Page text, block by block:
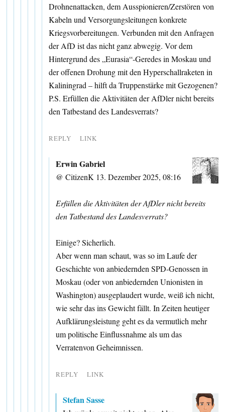
Drohnenattacken, dem Ausspionieren/Zerstören von
Kabeln und Versorgungsleitungen konkrete
Kriegsvorbereitungen. Verbunden mit den Anfragen
der AfD ist das nicht ganz abwegig. Vor dem
Hintergrund des „Eurasia“-Geredes in Moskau und
der offenen Drohung mit den Hyperschallraketen in
Kaliningrad – hilft da Truppenstärke mit Gezogenen?
P.S. Erfüllen die Aktivitäten der AfDler nicht bereits
den Tatbestand des Landesverrats?
REPLY LINK
Erwin Gabriel
@ CitizenK 13. Dezember 2025, 08:16
Erfüllen die Aktivitäten der AfDler nicht bereits
den Tatbestand des Landesverrats?
Einige? Sicherlich.
Aber wenn man schaut, was so im Laufe der
Geschichte von anbiedernden SPD-Genossen in
Moskau (oder von anbiedernden Unionisten in
Washington) ausgeplaudert wurde, weiß ich nicht,
wie sehr das ins Gewicht fällt. In Zeiten heutiger
Aufklärungsleistung geht es da vermutlich mehr
um politische Einflussnahme als um das
Verratenvon Geheimnissen.
REPLY LINK
Stefan Sasse